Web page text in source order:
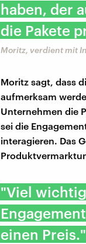
haben, der
die Pakete
Moritz, verdient mit
Moritz sagt, dass
aufmerksam
Unternehmen die
sei die
interagieren. Das
"Viel
einen Preis."